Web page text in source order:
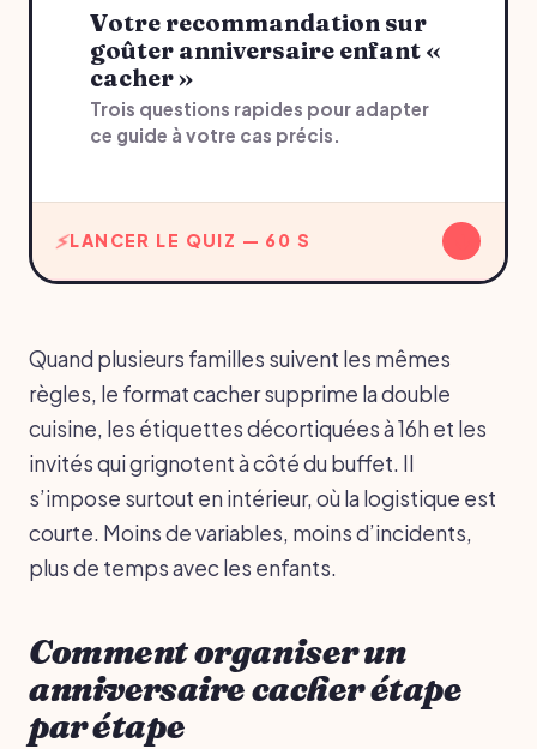
Votre recommandation sur
goûter anniversaire enfant «
cacher »
Trois questions rapides pour adapter
ce guide à votre cas précis.
LANCER LE QUIZ — 60 S
Quand plusieurs familles suivent les mêmes
règles, le format cacher supprime la double
cuisine, les étiquettes décortiquées à 16h et les
invités qui grignotent à côté du buffet. Il
s’impose surtout en intérieur, où la logistique est
courte. Moins de variables, moins d’incidents,
plus de temps avec les enfants.
Comment organiser un
anniversaire cacher étape
par étape